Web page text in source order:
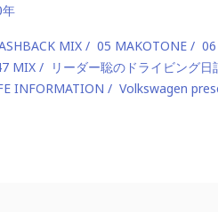
MIX 05 MAKOTONE
MIX リーダー聡のドライビング日
INFORMATION
Volkswagen